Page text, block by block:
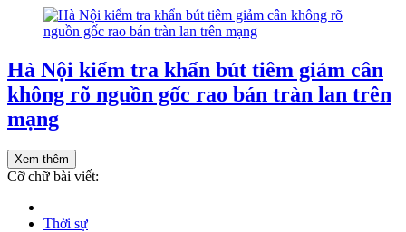
Hà Nội kiểm tra khẩn bút tiêm giảm cân
không rõ nguồn gốc rao bán tràn lan trên
mạng
Xem thêm
Cỡ chữ bài viết:
Thời sự